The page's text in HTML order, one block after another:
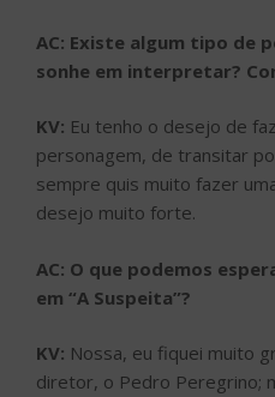
AC: Existe algum tipo de
sonhe em interpretar?
KV: Eu tenho o desejo de
personagem, de transitar
sempre quis muito fazer
desejo muito forte.
AC: O que podemos
em “A Suspeita”?
KV: Nossa, eu fiquei muito
diretor, o Pedro Peregrino;